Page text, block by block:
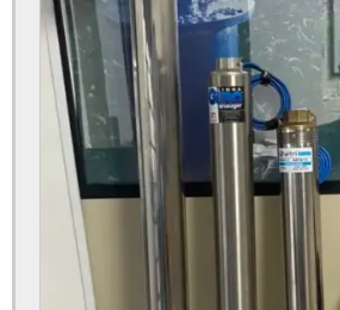
Conserto de poço
Conserto de poço artesiano
Construção de poço artesiano
Construção de poços
Construção de poços tubulares
Consultoria e licenciamento ambiental
Custo de perfuração de poço artesiano